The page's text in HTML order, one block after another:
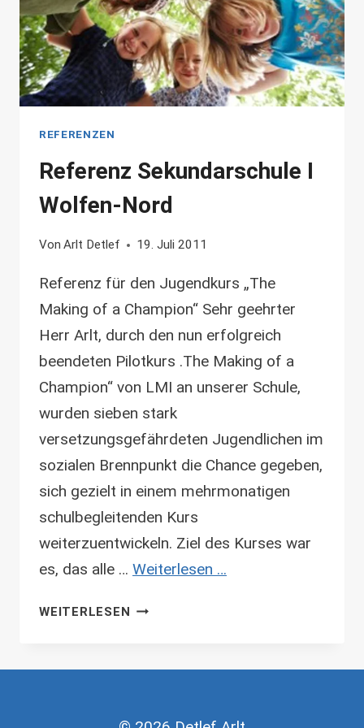
REFERENZEN
Referenz Sekundarschule I
Wolfen-Nord
Von Arlt Detlef 19. Juli 2011
Referenz für den Jugendkurs „The
Making of a Champion“ Sehr geehrter
Herr Arlt, durch den nun erfolgreich
beendeten Pilotkurs .The Making of a
Champion“ von LMI an unserer Schule,
wurden sieben stark
versetzungsgefährdeten Jugendlichen im
sozialen Brennpunkt die Chance gegeben,
sich gezielt in einem mehrmonatigen
schulbegleitenden Kurs
weiterzuentwickeln. Ziel des Kurses war
es, das alle … Weiterlesen …
WEITERLESEN REFERENZ
WOLFEN-